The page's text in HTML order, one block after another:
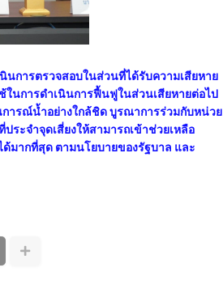
การตรวจสอบในส่วนที่ได้รับความเสียหาย
ในการดำเนินการฟื้นฟูในส่วนเสียหายต่อไป
ารณ์น้ำอย่างใกล้ชิด บูรณาการร่วมกับหน่วย
ระจำจุดเสี่ยงให้สามารถเข้าช่วยเหลือ
มากที่สุด ตามนโยบายของรัฐบาล และ